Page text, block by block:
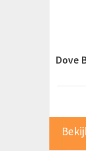
Dove